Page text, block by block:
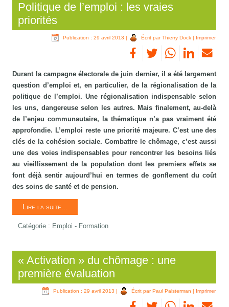
Politique de l’emploi : les vraies
priorités
Publication : 29 avril 2013 | Écrit par Thierry Dock | Imprimer
Durant la campagne électorale de juin dernier, il a été largement
question d’emploi et, en particulier, de la régionalisation de la
politique de l’emploi. Une régionalisation indispensable selon
les uns, dangereuse selon les autres. Mais finalement, au-delà
de l’enjeu communautaire, la thématique n’a pas vraiment été
approfondie. L’emploi reste une priorité majeure. C’est une des
clés de la cohésion sociale. Combattre le chômage, c’est aussi
une des voies indispensables pour rencontrer les besoins liés
au vieillissement de la population dont les premiers effets se
font déjà sentir aujourd’hui en termes de gonflement du coût
des soins de santé et de pension.
Lire la suite...
Catégorie : Emploi - Formation
« Activation » du chômage : une
première évaluation
Publication : 29 avril 2013 | Écrit par Paul Palsterman | Imprimer